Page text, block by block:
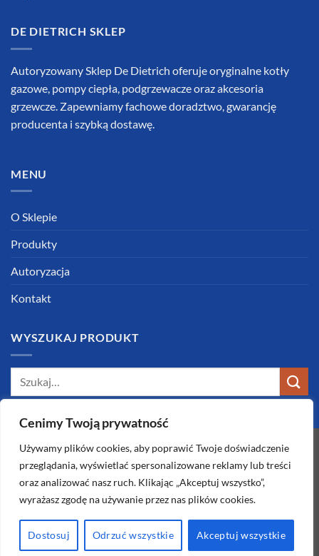
Cenimy Twoją prywatność
Używamy plików cookies, aby poprawić Twoje doświadczenie
przeglądania, wyświetlać spersonalizowane reklamy lub treści
oraz analizować nasz ruch. Klikając „Akceptuj wszystko”,
wyrażasz zgodę na używanie przez nas plików cookies.
Dostosuj Odrzuć wszystkie Akceptuj wszystkie
DE DIETRICH SKLEP
Autoryzowany Sklep De Dietrich oferuje oryginalne kotły
gazowe, pompy ciepła, podgrzewacze oraz akcesoria
grzewcze. Zapewniamy fachowe doradztwo, gwarancję
producenta i szybką dostawę.
MENU
O Sklepie
Produkty
Autoryzacja
Kontakt
WYSZUKAJ PRODUKT
Copyright 2026 ©DeDietrich-Sklep.pl